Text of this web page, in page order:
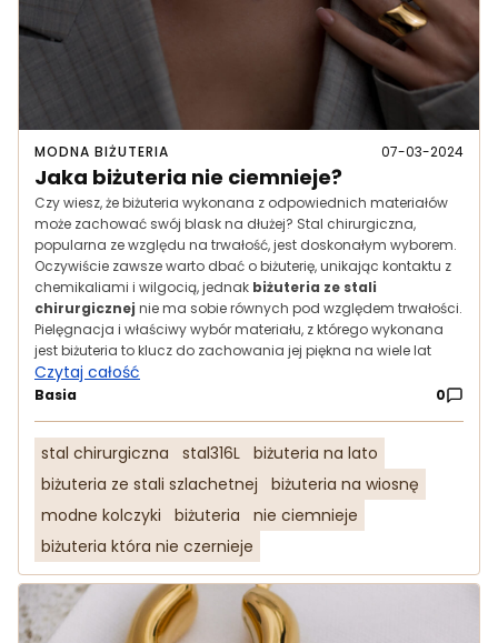
MODNA BIŻUTERIA 07-03-2024
Jaka biżuteria nie ciemnieje?
Czy wiesz, że biżuteria wykonana z odpowiednich materiałów
może zachować swój blask na dłużej? Stal chirurgiczna,
popularna ze względu na trwałość, jest doskonałym wyborem.
Oczywiście zawsze warto dbać o biżuterię, unikając kontaktu z
chemikaliami i wilgocią, jednak biżuteria ze stali
chirurgicznej nie ma sobie równych pod względem trwałości.
Pielęgnacja i właściwy wybór materiału, z którego wykonana
jest biżuteria to klucz do zachowania jej piękna na wiele lat
Czytaj całość
Basia 0
stal chirurgiczna stal316L biżuteria na lato
biżuteria ze stali szlachetnej
biżuteria na wiosnę
modne kolczyki
biżuteria
nie ciemnieje
biżuteria która nie czernieje